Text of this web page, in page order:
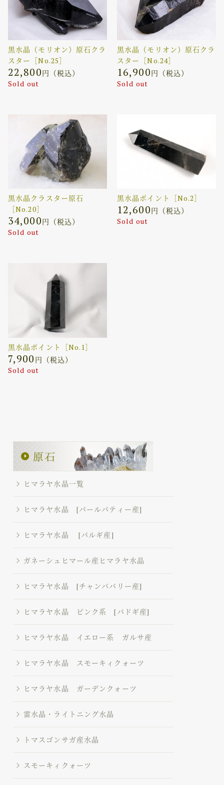
黒水晶（モリオン）原石クラ
スター［No.25］
22,800円（税込）
Sold out
黒水晶（モリオン）原石クラ
スター［No.24］
16,900円（税込）
Sold out
黒水晶クラスター原石
［No.20］
34,000円（税込）
Sold out
黒水晶ポイント［No.2］
12,600円（税込）
Sold out
黒水晶ポイント［No.1］
7,900 円（税込）
Sold out
ヒマラヤ水晶一覧
ヒマラヤ水晶 [パールバティー産]
ヒマラヤ水晶 [パルギ産]
ガネーシュヒマール産ヒマラヤ水晶
ヒマラヤ水晶 [チャンババリー産]
ヒマラヤ水晶 ピンク系 [バドギ産]
ヒマラヤ水晶 イエロー系 ガルサ産
ヒマラヤ水晶 スモーキィクォーツ
ヒマラヤ水晶 ガーデンクォーツ
雷水晶・ライトニング水晶
トマスゴンサガ産水晶
スモーキィクォーツ